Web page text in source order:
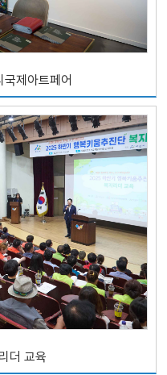
제아트페어
더 교육